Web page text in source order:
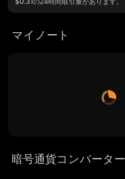
マイノート
暗号通貨コンバーター